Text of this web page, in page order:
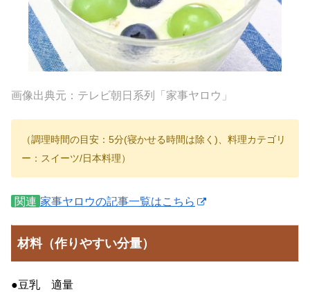
画像出典元：テレビ朝日系列「家事ヤロウ」
（調理時間の目安：5分(寝かせる時間は除く)、料理カテゴリ
ー：スイーツ/日本料理）
関連 家事ヤロウの記事一覧はこちら
材料（作りやすい分量）
●豆乳 適量